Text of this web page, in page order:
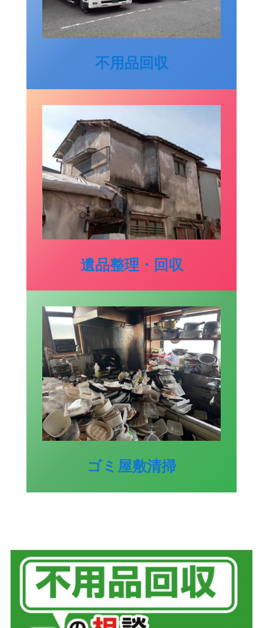
不用品回収
遺品整理・回収
ゴミ屋敷清掃